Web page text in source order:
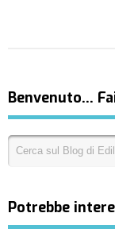
Benvenuto…
Potrebbe